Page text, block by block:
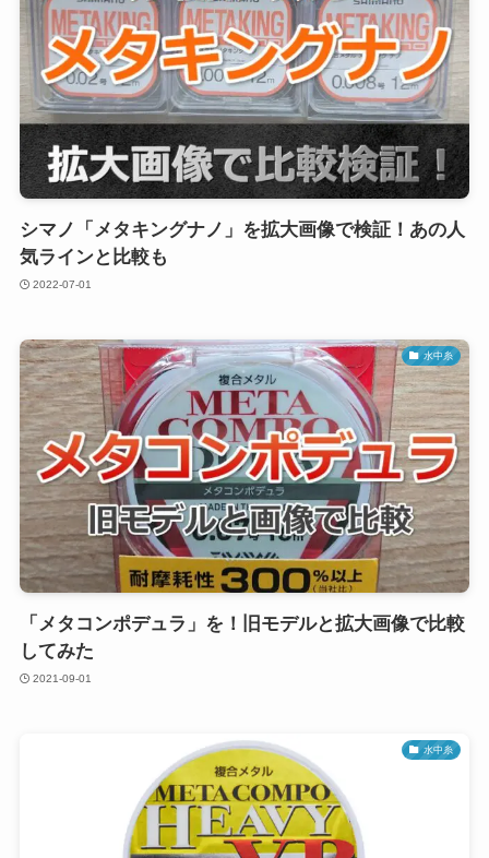
シマノ「メタキングナノ」を拡大画像で検証！あの人
気ラインと比較も
2022-07-01
水中糸
「メタコンポデュラ」を！旧モデルと拡大画像で比較
してみた
2021-09-01
水中糸